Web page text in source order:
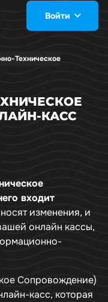
Войти
Техническое
КАСС
входит
изменения, и
онлайн кассы,
Сопровождение)
касс, которая